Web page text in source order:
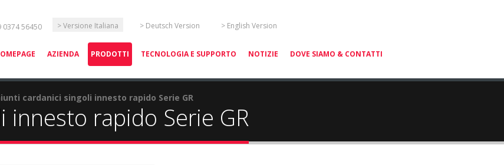
0374 56450 Seleziona la tua lingua
> Versione Italiana > Deutsch Version > English Version
AZIENDA PRODOTTI TECNOLOGIA E SUPPORTO NOTIZIE DOVE SIAMO & CONTATTI
cardanici singoli innesto rapido Serie GR
innesto rapido Serie GR